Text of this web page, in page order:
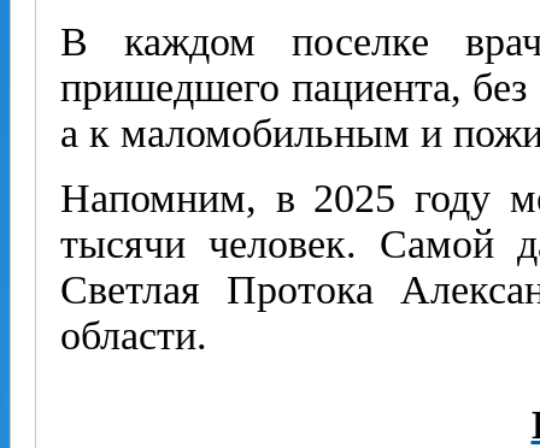
В каждом поселке
пришедшего пациента, без
а к маломобильным и
Напомним, в 2025 году
тысячи человек. Самой
Светлая Протока
области.